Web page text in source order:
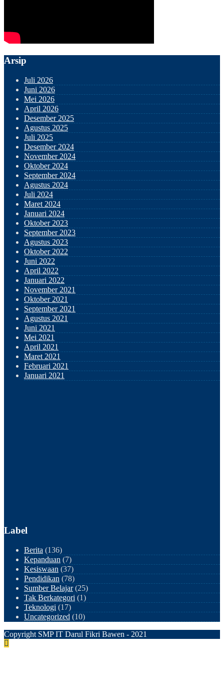
Arsip
Juli 2026
Juni 2026
Mei 2026
April 2026
Desember 2025
Agustus 2025
Juli 2025
Desember 2024
November 2024
Oktober 2024
September 2024
Agustus 2024
Juli 2024
Maret 2024
Januari 2024
Oktober 2023
September 2023
Agustus 2023
Oktober 2022
Juni 2022
April 2022
Januari 2022
November 2021
Oktober 2021
September 2021
Agustus 2021
Juni 2021
Mei 2021
April 2021
Maret 2021
Februari 2021
Januari 2021
Label
Berita (136)
Kepanduan (7)
Kesiswaan (37)
Pendidikan (78)
Sumber Belajar(25)
Tak Berkategori (1)
Teknologi (17)
Uncategorized (10)
Copyright SMP IT Darul Fikri Bawen - 2021